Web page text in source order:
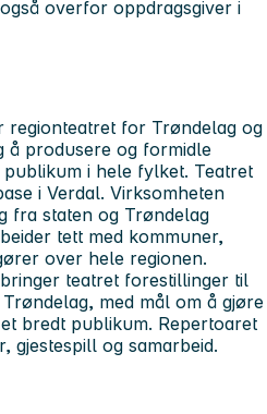
overfor oppdragsgiver i
regionteatret for Trøndelag og
å produsere og formidle
i hele fylket. Teatret
i Verdal. Virksomheten
fra staten og Trøndelag
tett med kommuner,
over hele regionen.
teatret forestillinger til
med mål om å gjøre
bredt publikum. Repertoaret
gjestespill og samarbeid.